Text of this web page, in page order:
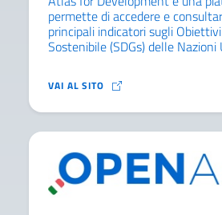
VAI AL SITOATLAS FOR
permette di accedere e
principali indicatori sugli
Sostenibile (SDGs) delle Nazioni